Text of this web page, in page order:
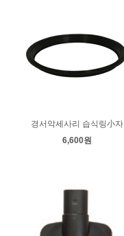
경서악세사리 습식링小자
6,600원